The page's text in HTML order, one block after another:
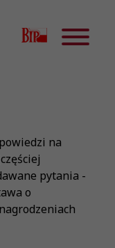
na
pytania -
o